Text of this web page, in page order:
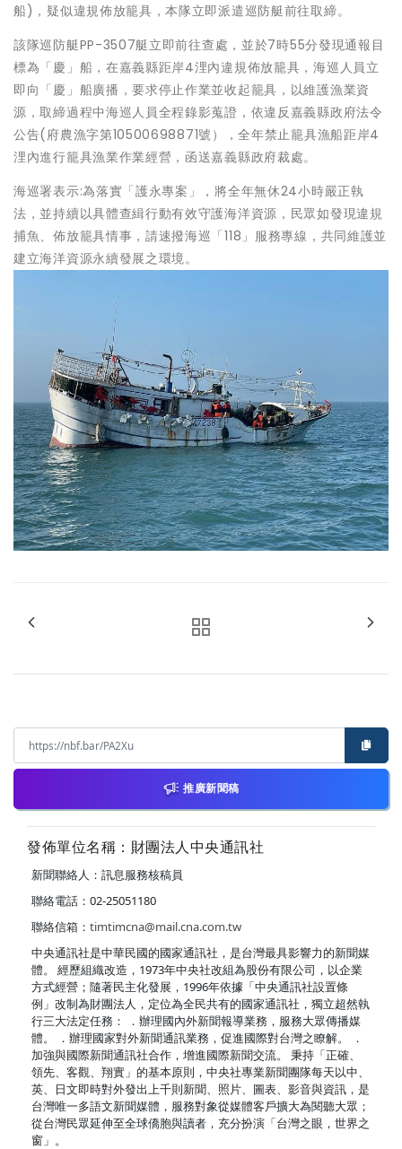
船)，疑似違規佈放籠具，本隊立即派遣巡防艇前往取締。
該隊巡防艇PP-3507艇立即前往查處，並於7時55分發現通報目
標為「慶」船，在嘉義縣距岸4浬內違規佈放籠具，海巡人員立
即向「慶」船廣播，要求停止作業並收起籠具，以維護漁業資
源，取締過程中海巡人員全程錄影蒐證，依違反嘉義縣政府法令
公告(府農漁字第10500698871號），全年禁止籠具漁船距岸4
浬內進行籠具漁業作業經營，函送嘉義縣政府裁處。
海巡署表示:為落實「護永專案」，將全年無休24小時嚴正執
法，並持續以具體查緝行動有效守護海洋資源，民眾如發現違規
捕魚、佈放籠具情事，請速撥海巡「118」服務專線，共同維護並
建立海洋資源永續發展之環境。
推廣新聞稿
發佈單位名稱：財團法人中央通訊社
新聞聯絡人：訊息服務核稿員
聯絡電話：02-25051180
聯絡信箱： timtimcna@mail.cna.com.tw
中央通訊社是中華民國的國家通訊社，是台灣最具影響力的新聞媒
體。 經歷組織改造，1973年中央社改組為股份有限公司，以企業
方式經營；隨著民主化發展，1996年依據「中央通訊社設置條
例」改制為財團法人，定位為全民共有的國家通訊社，獨立超然執
行三大法定任務： ．辦理國內外新聞報導業務，服務大眾傳播媒
體。 ．辦理國家對外新聞通訊業務，促進國際對台灣之瞭解。 ．
加強與國際新聞通訊社合作，增進國際新聞交流。 秉持「正確、
領先、客觀、翔實」的基本原則，中央社專業新聞團隊每天以中、
英、日文即時對外發出上千則新聞、照片、圖表、影音與資訊，是
台灣唯一多語文新聞媒體，服務對象從媒體客戶擴大為閱聽大眾；
從台灣民眾延伸至全球僑胞與讀者，充分扮演「台灣之眼，世界之
窗」。